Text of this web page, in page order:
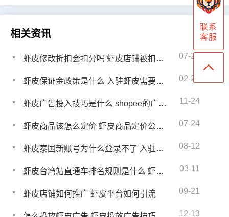
相关资讯
虾皮修改折扣会扣分吗 虾皮店铺被扣分多久清零 07-23
虾皮保证金政策是什么 入驻虾皮需要哪些条件 02-26
虾皮广告投入技巧是什么 shopee的广告如何收费 11-24
虾皮商品该怎么定价 虾皮商品定价公式是什么 07-24
虾皮泰国新账号为什么登录不了 入驻虾皮需要哪些条件 08-12
虾皮台湾站直通车排名规则是什么 虾皮台湾站置顶推广怎么用 03-11
虾皮店铺如何推广 虾皮平台如何引流 09-21
12-13
联系
客服